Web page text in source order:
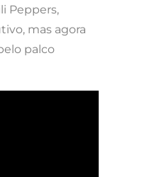
Peppers,
mas agora
palco